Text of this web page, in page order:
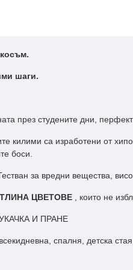
шаги.
през студените дни,
килими са изработени от
боси.
за вредни вещества,
ЦВЕТОВЕ , които не
И ПРАНЕ
спалня, детска